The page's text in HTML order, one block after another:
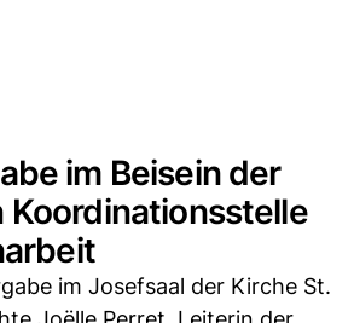
im Beisein der
Koordinationsstelle
im Josefsaal der Kirche St.